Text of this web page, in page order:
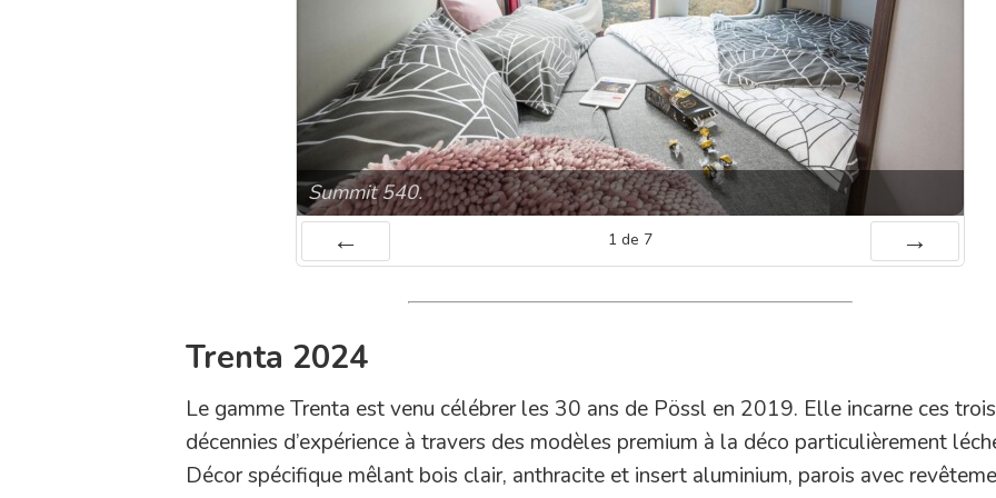
Summit 540.
1 de 7
Trenta 2024
Le gamme Trenta est venu célébrer les 30 ans de Pössl en 2019. Elle incarne ces trois
décennies d’expérience à travers des modèles premium à la déco particulièrement
Décor spécifique mêlant bois clair, anthracite et insert aluminium, parois avec